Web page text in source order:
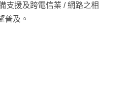
支援及跨電信業 / 網路之相
普及 。